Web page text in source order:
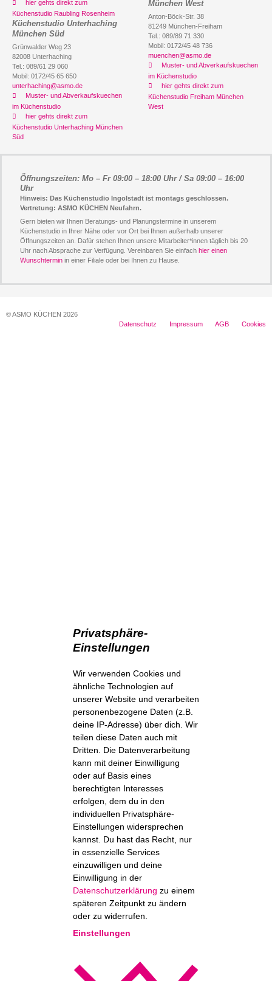
hier gehts direkt zum
Küchenstudio Raubling Rosenheim
Küchenstudio Unterhaching
München Süd
Grünwalder Weg 23
82008 Unterhaching
Tel.: 089/61 29 060
Mobil: 0172/45 65 650
unterhaching@asmo.de
Muster- und Abverkaufskuechen
im Küchenstudio
hier gehts direkt zum
Küchenstudio Unterhaching München
Süd
München West
Anton-Böck-Str. 38
81249 München-Freiham
Tel.: 089/89 71 330
Mobil: 0172/45 48 736
muenchen@asmo.de
Muster- und Abverkaufskuechen
im Küchenstudio
hier gehts direkt zum
Küchenstudio Freiham München
West
Öffnungszeiten: Mo – Fr 09:00 – 18:00 Uhr / Sa 09:00 – 16:00
Uhr
Hinweis: Das Küchenstudio Ingolstadt ist montags geschlossen.
Vertretung: ASMO KÜCHEN Neufahrn.
Gern bieten wir Ihnen Beratungs- und Planungstermine in unserem
Küchenstudio in Ihrer Nähe oder vor Ort bei Ihnen außerhalb unserer
Öffnungszeiten an. Dafür stehen Ihnen unsere Mitarbeiter*innen täglich bis 20
Uhr nach Absprache zur Verfügung. Vereinbaren Sie einfach hier einen
Wunschtermin in einer Filiale oder bei Ihnen zu Hause.
© ASMO KÜCHEN 2026
Datenschutz
Impressum AGB Cookies
Privatsphäre-
Einstellungen
Wir verwenden Cookies und
ähnliche Technologien auf
unserer Website und verarbeiten
personenbezogene Daten (z.B.
deine IP-Adresse) über dich. Wir
teilen diese Daten auch mit
Dritten. Die Datenverarbeitung
kann mit deiner Einwilligung
oder auf Basis eines
berechtigten Interesses
erfolgen, dem du in den
individuellen Privatsphäre-
Einstellungen widersprechen
kannst. Du hast das Recht, nur
in essenzielle Services
einzuwilligen und deine
Einwilligung in der
Datenschutzerklärung zu einem
späteren Zeitpunkt zu ändern
oder zu widerrufen.
Einstellungen